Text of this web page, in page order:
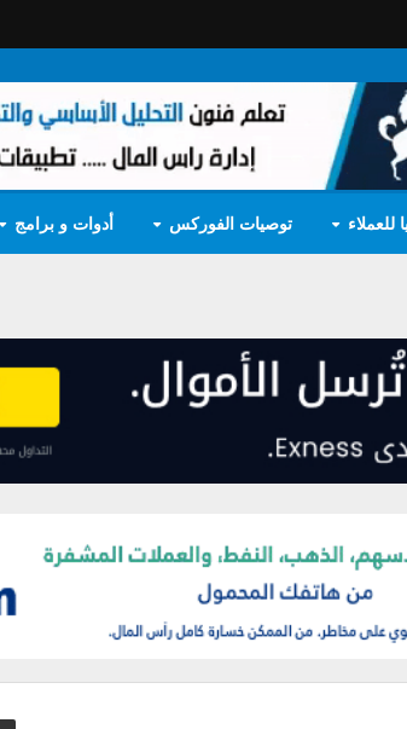
توصيات الفوركس أدوات و برامج